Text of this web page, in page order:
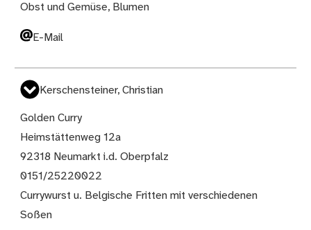
Obst und Gemüse, Blumen
E-Mail
Kerschensteiner, Christian
Golden Curry
Heimstättenweg 12a
92318 Neumarkt i.d. Oberpfalz
0151/25220022
Currywurst u. Belgische Fritten mit verschiedenen
Soßen